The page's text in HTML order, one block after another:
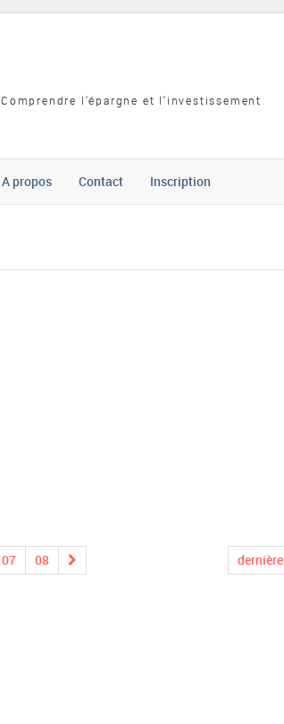
Comprendre l'épargne et l'investissement
A propos Contact Inscription
07 08 dernière